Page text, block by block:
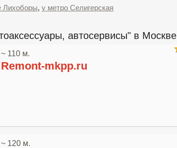
Лихоборы, у метро Селигерская
автосервисы" в Москве
~ 110 м.
Remont-mkpp.ru
~ 120 м.